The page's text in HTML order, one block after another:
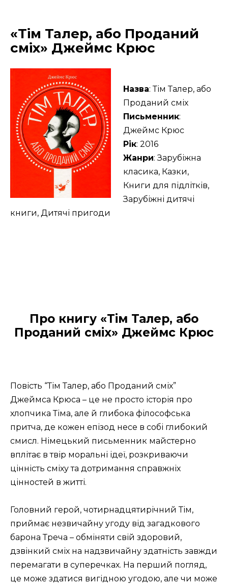
«Тім Талер, або Проданий
сміх» Джеймс Крюс
Назва: Тім Талер, або
Проданий сміх
Письменник:
Джеймс Крюс
Рік: 2016
Жанри: Зарубіжна
класика, Казки,
Книги для підлітків,
Зарубіжні дитячі
книги, Дитячі пригоди
Про книгу «Тім Талер, або
Проданий сміх» Джеймс Крюс
Повість “Тім Талер, або Проданий сміх”
Джеймса Крюса – це не просто історія про
хлопчика Тіма, але й глибока філософська
притча, де кожен епізод несе в собі глибокий
смисл. Німецький письменник майстерно
вплітає в твір моральні ідеї, розкриваючи
цінність сміху та дотримання справжніх
цінностей в житті.
Головний герой, чотирнадцятирічний Тім,
приймає незвичайну угоду від загадкового
барона Треча – обміняти свій здоровий,
дзвінкий сміх на надзвичайну здатність завжди
перемагати в суперечках. На перший погляд,
це може здатися вигідною угодою, але чи може